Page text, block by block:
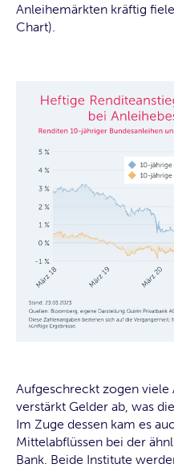
Anleihemärkten kräftig
Chart).
Aufgeschreckt zogen
verstärkt Gelder ab, was
Im Zuge dessen kam es
Mittelabflüssen bei der
Bank. Beide Institute